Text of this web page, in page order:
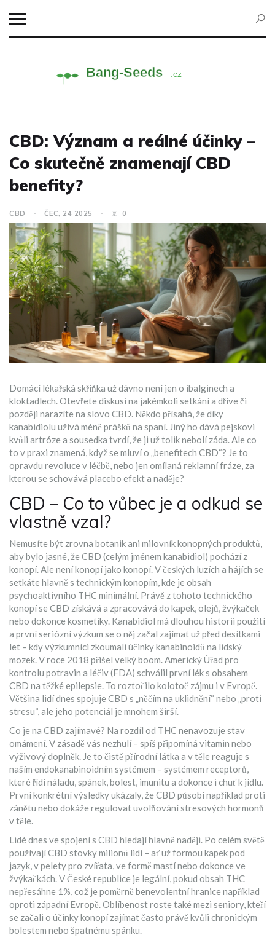
CBD: Význam a reálné účinky –
Co skutečně znamenají CBD
benefity?
CBD ČEC, 24 2025 0
Domácí lékařská skříňka už dávno není jen o ibalginech a
kloktadlech. Otevřete diskusi na jakémkoli setkání a dříve či
později narazíte na slovo CBD. Někdo přísahá, že díky
kanabidiolu užívá méně prášků na spaní. Jiný ho dává pejskovi
kvůli artróze a sousedka tvrdí, že ji už tolik nebolí záda. Ale co
to v praxi znamená, když se mluví o „benefitech CBD“? Je to
opravdu revoluce v léčbě, nebo jen omílaná reklamní fráze, za
kterou se schovává placebo efekt a naděje?
CBD – Co to vůbec je a odkud se
vlastně vzal?
Nemusíte být zrovna botanik ani milovník konopných produktů,
aby bylo jasné, že CBD (celým jménem kanabidiol) pochází z
konopí. Ale není konopí jako konopí. V českých luzích a hájích se
setkáte hlavně s technickým konopím, kde je obsah
psychoaktivního THC minimální. Právě z tohoto technického
konopí se CBD získává a zpracovává do kapek, olejů, žvýkaček
nebo dokonce kosmetiky. Kanabidiol má dlouhou historii použití
a první seriózní výzkum se o něj začal zajímat už před desítkami
let – kdy výzkumníci zkoumali účinky kanabinoidů na lidský
mozek. V roce 2018 přišel velký boom. Americký Úřad pro
kontrolu potravin a léčiv (FDA) schválil první lék s obsahem
CBD na těžké epilepsie. To roztočilo kolotoč zájmu i v Evropě.
Většina lidí dnes spojuje CBD s „něčím na uklidnění“ nebo „proti
stresu“, ale jeho potenciál je mnohem širší.
Co je na CBD zajímavé? Na rozdíl od THC nenavozuje stav
omámení. V zásadě vás nezhulí – spíš připomíná vitamin nebo
výživový doplněk. Je to čistě přírodní látka a v těle reaguje s
naším endokanabinoidním systémem – systémem receptorů,
které řídí náladu, spánek, bolest, imunitu a dokonce i chuť k jídlu.
První konkrétní výsledky ukázaly, že CBD působí například proti
zánětu nebo dokáže regulovat uvolňování stresových hormonů
v těle.
Lidé dnes ve spojení s CBD hledají hlavně naději. Po celém světě
používají CBD stovky milionů lidí – ať už formou kapek pod
jazyk, v pelety pro zvířata, ve formě mastí nebo dokonce ve
žvýkačkách. V České republice je legální, pokud obsah THC
nepřesáhne 1%, což je poměrně benevolentní hranice například
oproti západní Evropě. Oblíbenost roste také mezi seniory, kteří
se začali o účinky konopí zajímat často právě kvůli chronickým
bolestem nebo špatnému spánku.